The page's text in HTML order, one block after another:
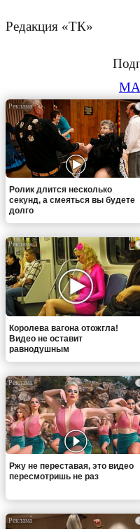
Редакция «ТК»
i
Ролик длится несколько
секунд, а смеяться вы будете
долго
i
Королева вагона отожгла!
Видео не оставит
равнодушным
i
Ржу не переставая, это видео
пересмотришь не раз
i